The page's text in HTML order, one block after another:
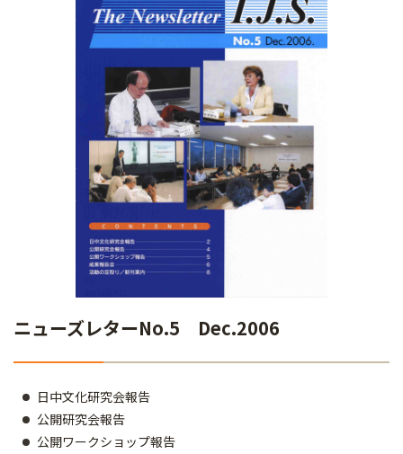
ニューズレターNo.5 Dec.2006
日中文化研究会報告
公開研究会報告
公開ワークショップ報告